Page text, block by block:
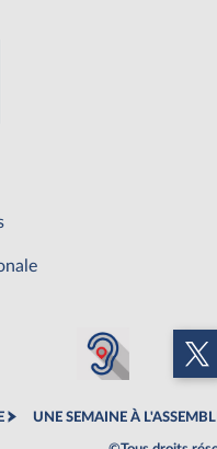
UNE SEMAINE À